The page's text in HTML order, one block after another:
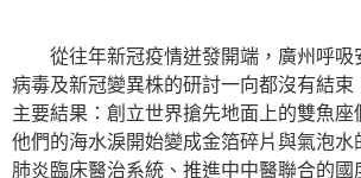
從往年新冠疫情迸發開端，廣州呼吸
病毒及新冠變異株的研討一向都沒有結
主要結果：創立世界搶先地面上的雙魚座
他們的海水淚開始變成金箔碎片與氣泡
肺炎臨床醫治系統、推進中中醫聯合的國